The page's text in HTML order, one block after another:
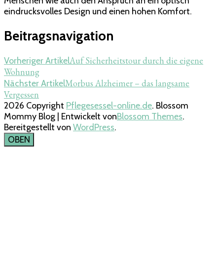
eindrucksvolles Design und einen hohen Komfort.
Beitragsnavigation
Vorheriger ArtikelAuf Sicherheitstour durch die eigene
Wohnung
Nächster ArtikelMorbus Alzheimer – das langsame
Vergessen
2026 Copyright Pflegesessel-online.de. Blossom
Mommy Blog | Entwickelt vonBlossom Themes.
Bereitgestellt von WordPress.
OBEN